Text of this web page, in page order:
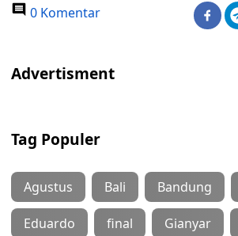
0 Komentar
Tag Populer
Agustus Bali Bandung
Eduardo final Gianyar